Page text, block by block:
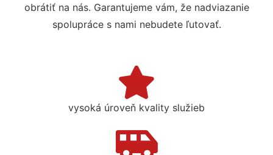
obrátiť na nás. Garantujeme vám, že nadviazanie
spolupráce s nami nebudete ľutovať.
vysoká úroveň kvality služieb